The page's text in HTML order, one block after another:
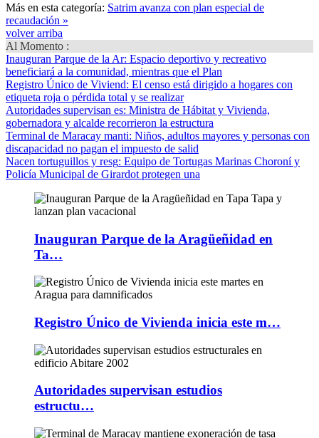
Más en esta categoría: Satrim avanza con plan especial de
recaudación »
volver arriba
Al Momento :
Inauguran Parque de la Ar: Espacio deportivo y recreativo
beneficiará a la comunidad, mientras que el Plan
Registro Único de Viviend: El censo está dirigido a hogares con
etiqueta roja o pérdida total y se realizar
Autoridades supervisan es: Ministra de Hábitat y Vivienda,
gobernadora y alcalde recorrieron la estructura
Terminal de Maracay manti: Niños, adultos mayores y personas con
discapacidad no pagan el impuesto de salid
Nacen tortuguillos y resg: Equipo de Tortugas Marinas Choroní y
Policía Municipal de Girardot protegen una
Inauguran Parque de la Aragüeñidad en
Ta…
Registro Único de Vivienda inicia este m…
Autoridades supervisan estudios
estructu…